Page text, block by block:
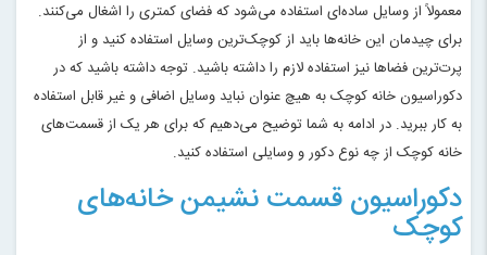
معمولاً از وسایل ساده‌ای استفاده می‌شود که فضای کمتری را اشغال می‌کنند.
برای چیدمان این خانه‌ها باید از کوچک‌ترین وسایل استفاده کنید و از
پرت‌ترین فضاها نیز استفاده لازم را داشته باشید. توجه داشته باشید که در
دکوراسیون خانه کوچک به هیچ عنوان نباید وسایل اضافی و غیر قابل استفاده
به کار ببرید. در ادامه به شما توضیح می‌دهیم که برای هر یک از قسمت‌های
خانه کوچک از چه نوع دکور و وسایلی استفاده کنید.
دکوراسیون قسمت نشیمن خانه‌های
کوچک